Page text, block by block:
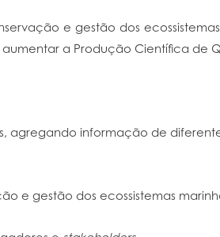
e gestão dos
aumentar a Produção Científica
agregando informação de
e gestão dos ecossistemas